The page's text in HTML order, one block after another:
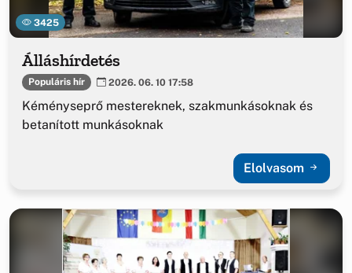
3425
Álláshírdetés
Populáris hír 2026. 06. 10 17:58
Kéményseprő mestereknek, szakmunkásoknak és
betanított munkásoknak
Elolvasom